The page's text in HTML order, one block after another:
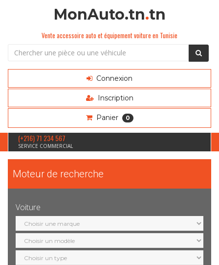
MonAuto.tn.tn
Vente accessoire auto et équipement voiture en Tunisie
Connexion
Inscription
Panier 0
(+216) 71 234 567
SERVICE COMMERCIAL
Moteur de recherche
Voiture
Sélection
marque
Sélection
modèle
Sélection
motorisation